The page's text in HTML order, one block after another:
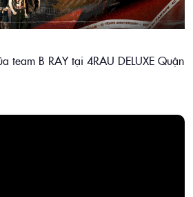
team B RAY tại 4RAU DELUXE Quận